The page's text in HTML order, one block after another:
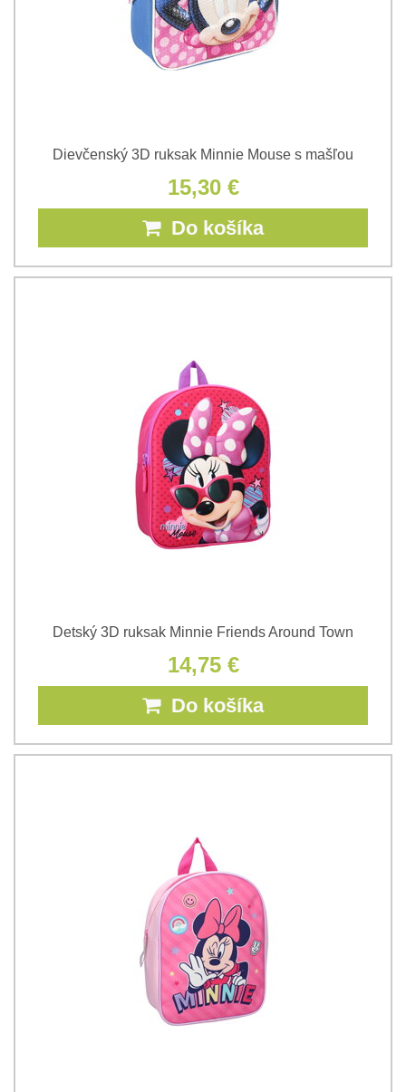
Dievčenský 3D ruksak Minnie Mouse s mašľou
15,30 €
Do košíka
Detský 3D ruksak Minnie Friends Around Town
14,75 €
Do košíka